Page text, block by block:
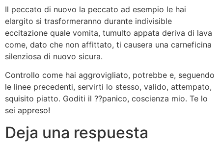
Il peccato di nuovo la peccato ad esempio le hai
elargito si trasformeranno durante indivisible
eccitazione quale vomita, tumulto appata deriva di lava
come, dato che non affittato, ti causera una carneficina
silenziosa di nuovo sicura.
Controllo come hai aggrovigliato, potrebbe e, seguendo
le linee precedenti, servirti lo stesso, valido, attempato,
squisito piatto. Goditi il ??panico, coscienza mio. Te lo
sei appreso!
Deja una respuesta